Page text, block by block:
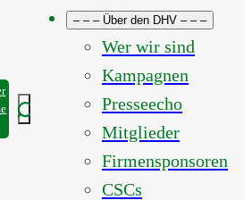
Suchen
– – – Über den DHV – – –
Wer wir sind
Kampagnen
Presseecho
Mitglieder
Firmensponsoren
CSCs